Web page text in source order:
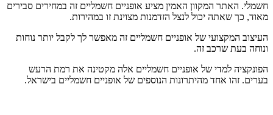
חשמלי. האתר המקוון האמין מציע אופניים חשמליים זה במחירים סבירים
מאוד, כך שאתה יכול לנצל הזדמנות מצוינת זו במהירות.
העיצוב המקצועי של אופניים חשמליים זה מאפשר לך לקבל יותר נוחות
ונוחה בעת שרכב זה.
הפונקציה למדי של אופניים חשמליים אלה מקטינה את רמת הרעש
בערים. זהו אחד מהיתרונות הנוספים של אופניים חשמליים בישראל.